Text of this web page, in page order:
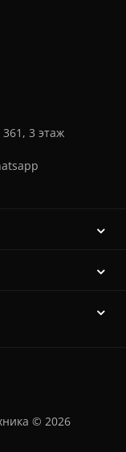
3 этаж
© 2026